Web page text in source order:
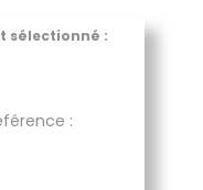
sélectionné :
: